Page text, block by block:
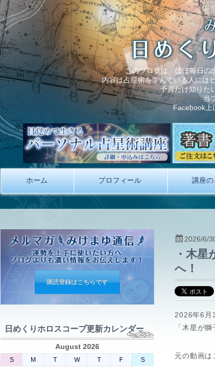
このブログは、ほぼ毎日の
内容は占星術を学んでいる人には
予言だけ知りた
当
Facebook上
ホーム プロフィール 講座の
・木
へ！
2026/6/
2026年6月
「木星が
元の動画
購読登録はこちらです
日めくりホロスコープ更新カレンダー
August 2026
S M T W T F
S